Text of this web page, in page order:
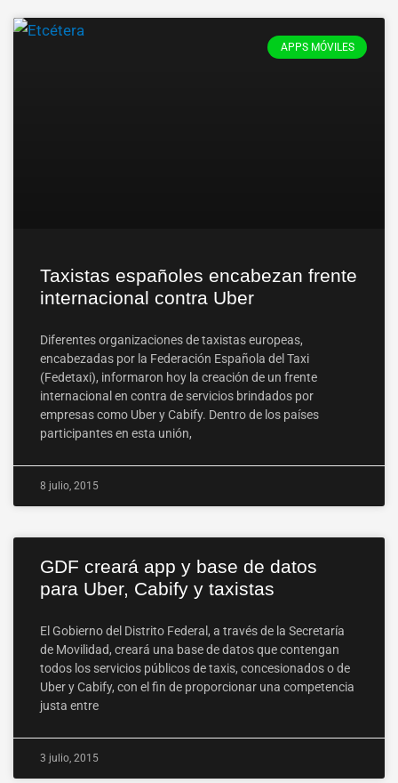
APPS MÓVILES
Taxistas españoles encabezan frente
internacional contra Uber
Diferentes organizaciones de taxistas europeas,
encabezadas por la Federación Española del Taxi
(Fedetaxi), informaron hoy la creación de un frente
internacional en contra de servicios brindados por
empresas como Uber y Cabify. Dentro de los países
participantes en esta unión,
8 julio, 2015
GDF creará app y base de datos
para Uber, Cabify y taxistas
El Gobierno del Distrito Federal, a través de la Secretaría
de Movilidad, creará una base de datos que contengan
todos los servicios públicos de taxis, concesionados o de
Uber y Cabify, con el fin de proporcionar una competencia
justa entre
3 julio, 2015